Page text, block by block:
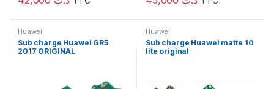
Huawei
Sub charge Huawei GR5
2017 ORIGINAL
Huawei
Sub charge Huawei matte 10
lite original